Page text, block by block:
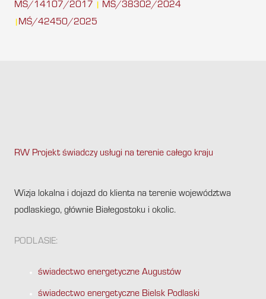
MŚ/14107/2017 MŚ/38302/2024
MŚ/42450/2025
RW Projekt świadczy usługi na terenie całego kraju
Wizja lokalna i dojazd do klienta na terenie województwa
podlaskiego, głównie Białegostoku i okolic.
PODLASIE:
świadectwo energetyczne Augustów
świadectwo energetyczne Bielsk Podlaski